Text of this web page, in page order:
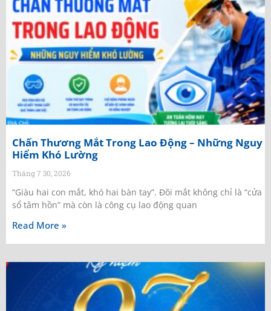
Chấn Thương Mắt Trong Lao Động – Những Nguy
Hiểm Khó Lường
Tháng 7 30, 2026
“Giàu hai con mắt, khó hai bàn tay”. Đôi mắt không chỉ là “cửa
sổ tâm hồn” mà còn là công cụ lao động quan
Read More »